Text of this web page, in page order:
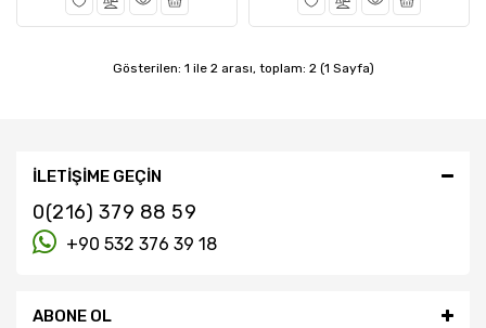
Malzemeleri
Gösterilen: 1 ile 2 arası, toplam: 2 (1 Sayfa)
İLETIŞIME GEÇIN
0(216) 379 88 59
+90 532 376 39 18
ABONE OL